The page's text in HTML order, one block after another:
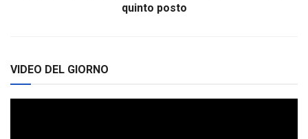
quinto posto
VIDEO DEL GIORNO